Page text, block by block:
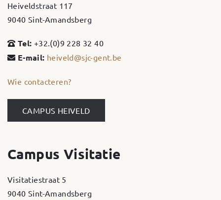
Heiveldstraat 117
9040 Sint-Amandsberg
Tel: +32.(0)9 228 32 40
E-mail: heiveld@sjc-gent.be
Wie contacteren?
CAMPUS HEIVELD
Campus Visitatie
Visitatiestraat 5
9040 Sint-Amandsberg